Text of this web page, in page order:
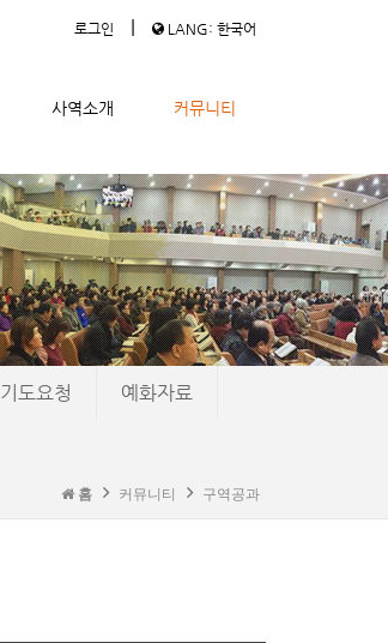
로그인 | LANG: 한국어
사역소개 커뮤니티
기도요청 예화자료
홈 커뮤니티 구역공과